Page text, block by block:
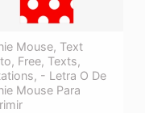
Mouse, Text
Free, Texts,
- Letra O De
Mouse Para